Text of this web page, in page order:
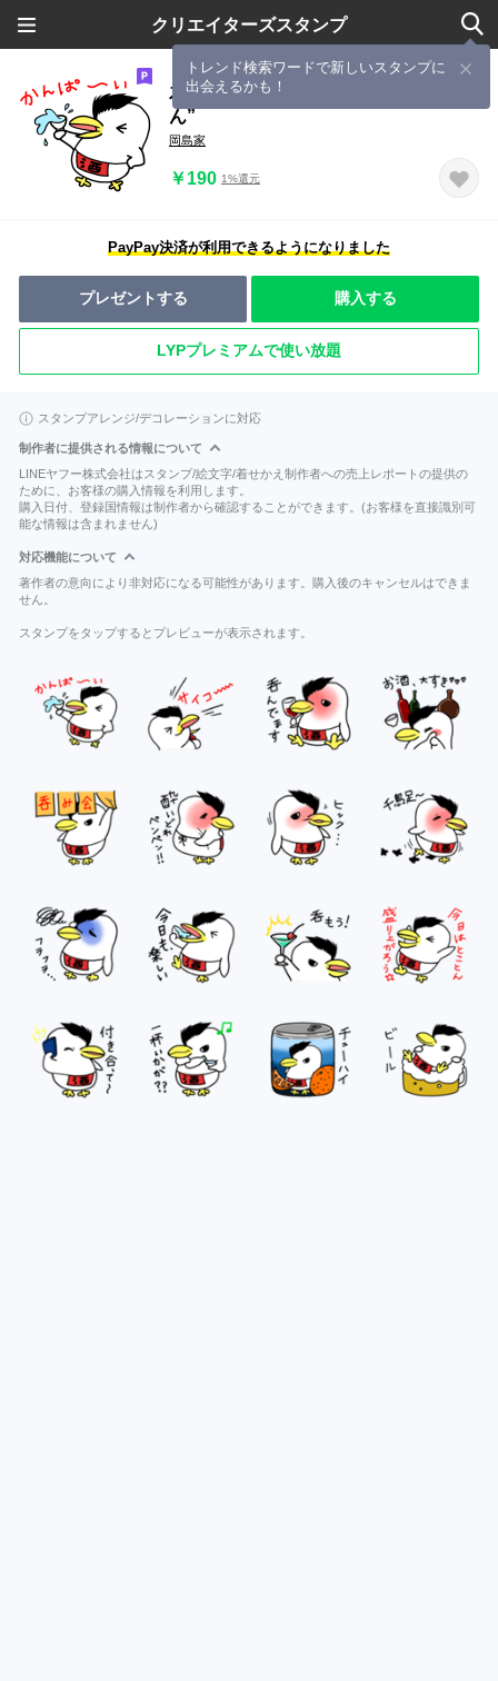
クリエイターズスタンプ
トレンド検索ワードで新しいスタンプに
出会えるかも！
石井明美の酔いどれペンギン”あけぺ
ん”
岡島家
￥190 1%還元
PayPay決済が利用できるようになりました
プレゼントする 購入する
LYPプレミアムで使い放題
スタンプアレンジ/デコレーションに対応
制作者に提供される情報について
LINEヤフー株式会社はスタンプ/絵文字/着せかえ制作者への売上レポートの提供の
ために、お客様の購入情報を利用します。
購入日付、登録国情報は制作者から確認することができます。(お客様を直接識別可
能な情報は含まれません)
対応機能について
著作者の意向により非対応になる可能性があります。購入後のキャンセルはできま
せん。
スタンプをタップするとプレビューが表示されます。